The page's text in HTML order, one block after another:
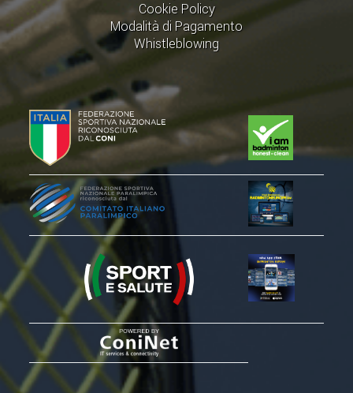
Cookie Policy
Modalità di Pagamento
Whistleblowing